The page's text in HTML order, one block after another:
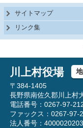
サイトマップ
リンク集
川上村役場
〒384-1405
長野県南佐久郡川上村
電話番号：0267-97-
ファックス：0267-97-
法人番号：